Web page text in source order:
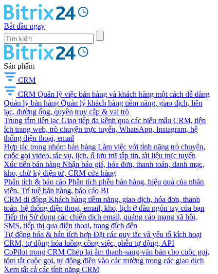
Bắt đầu ngay
Sản phẩm
CRM
CRM Quản lý việc bán hàng và khách hàng một cách dễ dàng
Quản lý bán hàng Quản lý khách hàng tiềm năng, giao dịch, liên
lạc, đường ống, quyền truy cập & vai trò
Trung tâm liên lạc Giao tiếp đa kênh qua các biểu mẫu CRM, tiện
ích trang web, trò chuyện trực tuyến, WhatsApp, Instagram, hệ
thống điện thoại, email
Hợp tác trong nhóm bán hàng Làm việc với tính năng trò chuyện,
cuộc gọi video, tác vụ, lịch, ổ lưu trữ tập tin, tài liệu trực tuyến
Xúc tiến bán hàng Nhận báo giá, hóa đơn, thanh toán, danh mục,
kho, chữ ký điện tử, CRM cửa hàng
Phân tích & báo cáo Phân tích phễu bán hàng, hiệu quả của nhân
viên, Trí tuệ bán hàng, báo cáo BI
CRM di động Khách hàng tiềm năng, giao dịch, hóa đơn, thanh
toán, hệ thống điện thoại, email, kho, lịch ở đầu ngón tay của bạn
Tiếp thị Sử dụng các chiến dịch email, quảng cáo mạng xã hội,
SMS, tiếp thị qua điện thoại, trang đích đến
Tự động hóa & bản tích hợp Đặt các quy tắc và yếu tố kích hoạt
CRM, tự động hóa luồng công việc, phễu tự động, API
CoPilot trong CRM Chép lại âm thanh-sang-văn bản cho cuộc gọi,
tóm tắt cuộc gọi, tự động điền vào các trường trong các giao dịch
Xem tất cả các tính năng CRM